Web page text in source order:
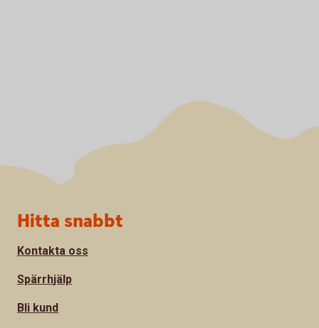
Sidfot
Hitta snabbt
Kontakta oss
Spärrhjälp
Bli kund